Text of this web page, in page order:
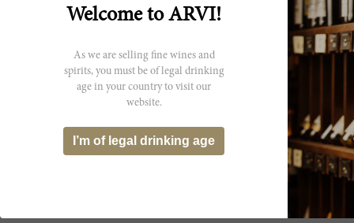
Welcome to ARVI!
As we are selling fine wines and
spirits, you must be of legal drinking
age in your country to visit our
website.
I’m of legal drinking age